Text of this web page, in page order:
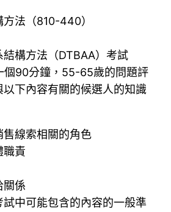
法（810-440）
構方法（DTBAA）考試
個90分鐘，55-65歲的問題評
下內容有關的候選人的知識
線索相關的角色
職責
關係
中可能包含的內容的一般準